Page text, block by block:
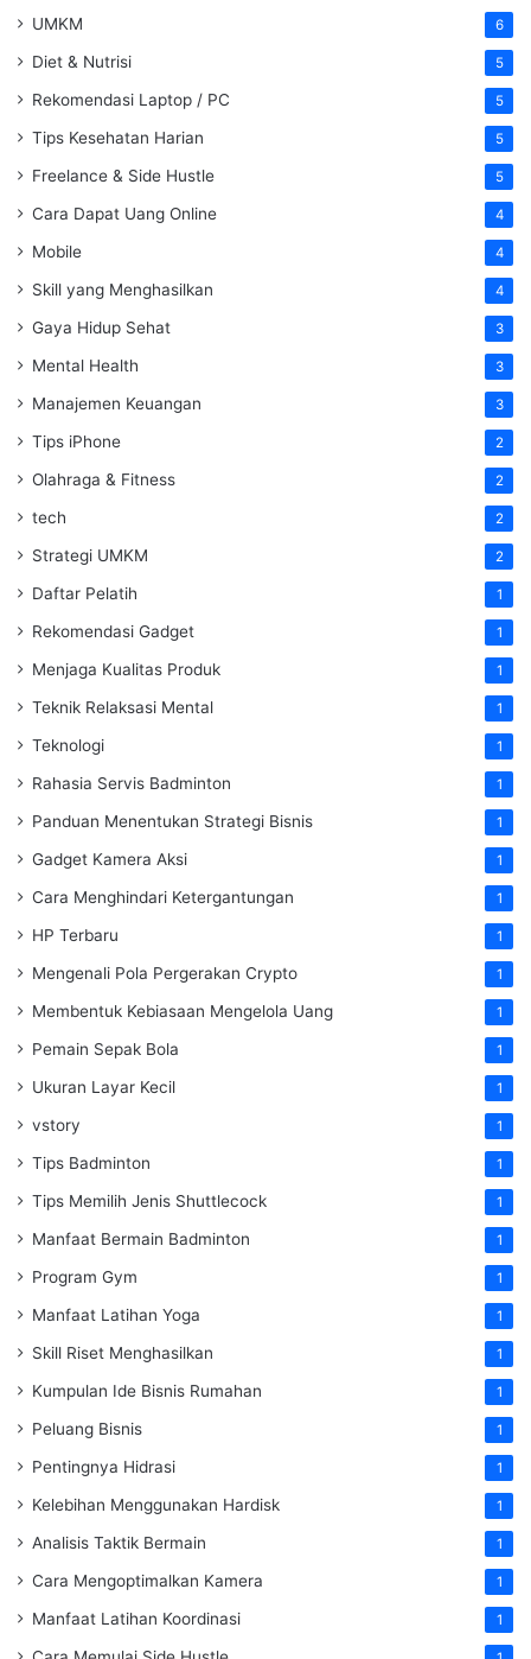
UMKM 6
Diet & Nutrisi 5
Rekomendasi Laptop / PC 5
Tips Kesehatan Harian 5
Freelance & Side Hustle 5
Cara Dapat Uang Online 4
Mobile 4
Skill yang Menghasilkan 4
Gaya Hidup Sehat 3
Mental Health 3
Manajemen Keuangan 3
Tips iPhone 2
Olahraga & Fitness 2
tech 2
Strategi UMKM 2
Daftar Pelatih 1
Rekomendasi Gadget 1
Menjaga Kualitas Produk 1
Teknik Relaksasi Mental 1
Teknologi 1
Rahasia Servis Badminton 1
Panduan Menentukan Strategi Bisnis 1
Gadget Kamera Aksi 1
Cara Menghindari Ketergantungan 1
HP Terbaru 1
Mengenali Pola Pergerakan Crypto 1
Membentuk Kebiasaan Mengelola Uang 1
Pemain Sepak Bola 1
Ukuran Layar Kecil 1
vstory 1
Tips Badminton 1
Tips Memilih Jenis Shuttlecock 1
Manfaat Bermain Badminton 1
Program Gym 1
Manfaat Latihan Yoga 1
Skill Riset Menghasilkan 1
Kumpulan Ide Bisnis Rumahan 1
Peluang Bisnis 1
Pentingnya Hidrasi 1
Kelebihan Menggunakan Hardisk 1
Analisis Taktik Bermain 1
Cara Mengoptimalkan Kamera 1
Manfaat Latihan Koordinasi 1